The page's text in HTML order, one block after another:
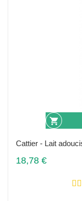
Cattier - Lait
18,78 €